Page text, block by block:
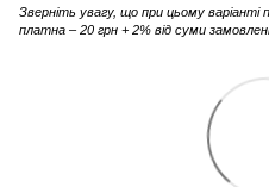
Зверніть увагу, що при цьому варіанті
платна – 20 грн + 2% від суми